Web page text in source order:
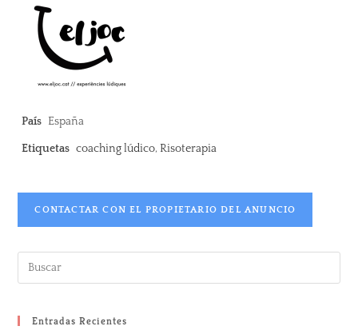
País España
Etiquetas coaching lúdico,Risoterapia
CONTACTAR CON EL PROPIETARIO DEL ANUNCIO
Entradas Recientes